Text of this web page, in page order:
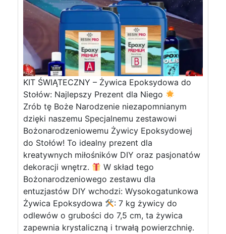
KIT ŚWIĄTECZNY – Żywica Epoksydowa do
Stołów: Najlepszy Prezent dla Niego
Zrób tę Boże Narodzenie niezapomnianym
dzięki naszemu Specjalnemu zestawowi
Bożonarodzeniowemu Żywicy Epoksydowej
do Stołów! To idealny prezent dla
kreatywnych miłośników DIY oraz pasjonatów
dekoracji wnętrz.
W skład tego
Bożonarodzeniowego zestawu dla
entuzjastów DIY wchodzi: Wysokogatunkowa
Żywica Epoksydowa
: 7 kg żywicy do
odlewów o grubości do 7,5 cm, ta żywica
zapewnia krystaliczną i trwałą powierzchnię.